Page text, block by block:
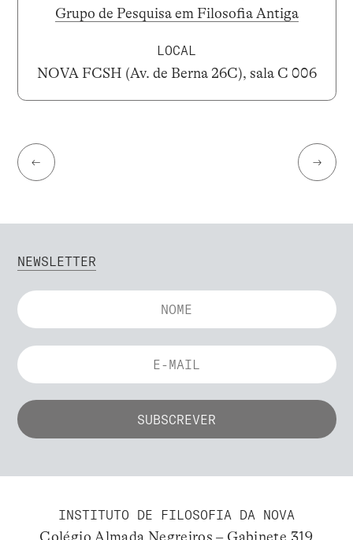
Grupo de Pesquisa em Filosofia Antiga
LOCAL
NOVA FCSH (Av. de Berna 26C), sala C 006
← →
NEWSLETTER
INSTITUTO DE FILOSOFIA DA NOVA